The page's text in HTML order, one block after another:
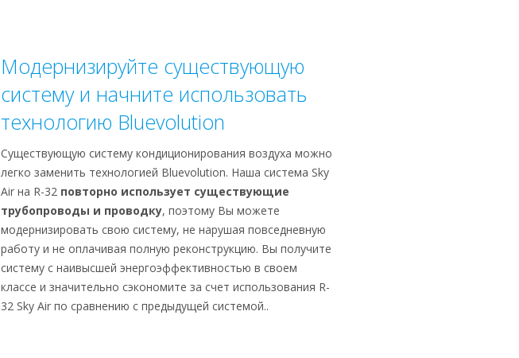
Модернизируйте существующую
систему и начните использовать
технологию Bluevolution
Существующую систему кондиционирования воздуха можно
легко заменить технологией Bluevolution. Наша система Sky
Air на R-32 повторно использует существующие
трубопроводы и проводку, поэтому Вы можете
модернизировать свою систему, не нарушая повседневную
работу и не оплачивая полную реконструкцию. Вы получите
систему с наивысшей энергоэффективностью в своем
классе и значительно сэкономите за счет использования R-
32 Sky Air по сравнению с предыдущей системой..